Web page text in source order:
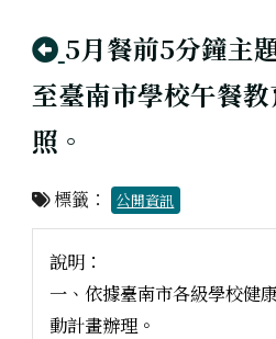
回上頁
5月餐前5分鐘主
至臺南市學校午餐
照。
標籤： 公開資訊
說明：
一、依據臺南市各級學校健
動計畫辦理。